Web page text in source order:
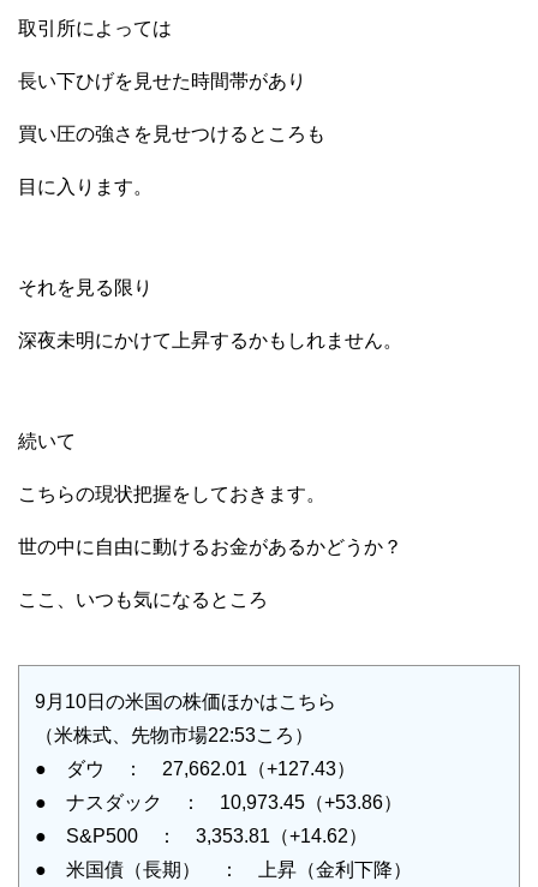
取引所によっては
長い下ひげを見せた時間帯があり
買い圧の強さを見せつけるところも
目に入ります。
それを見る限り
深夜未明にかけて上昇するかもしれません。
続いて
こちらの現状把握をしておきます。
世の中に自由に動けるお金があるかどうか？
ここ、いつも気になるところ
9月10日の米国の株価ほかはこちら
（米株式、先物市場22:53ころ）
● ダウ ： 27,662.01（+127.43）
● ナスダック ： 10,973.45（+53.86）
● S&P500 ： 3,353.81（+14.62）
● 米国債（長期） ： 上昇（金利下降）